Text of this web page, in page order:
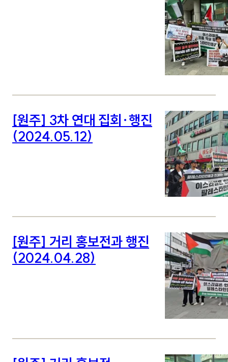
[원주] 3차 연대 집회·행진
(2024.05.12)
[원주] 거리 홍보전과 행진
(2024.04.28)